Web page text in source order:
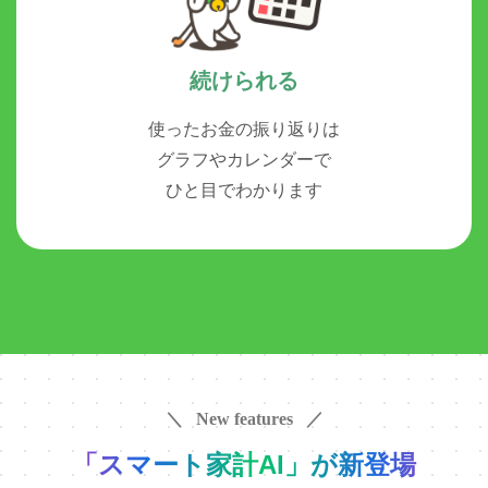
続けられる
使ったお金の振り返りは
グラフやカレンダーで
ひと目でわかります
＼ New features ／
「スマート家計AI」が新登場